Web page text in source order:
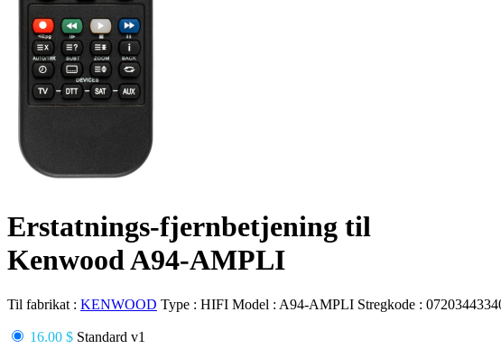
Erstatnings-fjernbetjening til
Kenwood A94-AMPLI
Til fabrikat : KENWOOD Type : HIFI Model : A94-AMPLI Stregkode :
16.00 $ Standard v1